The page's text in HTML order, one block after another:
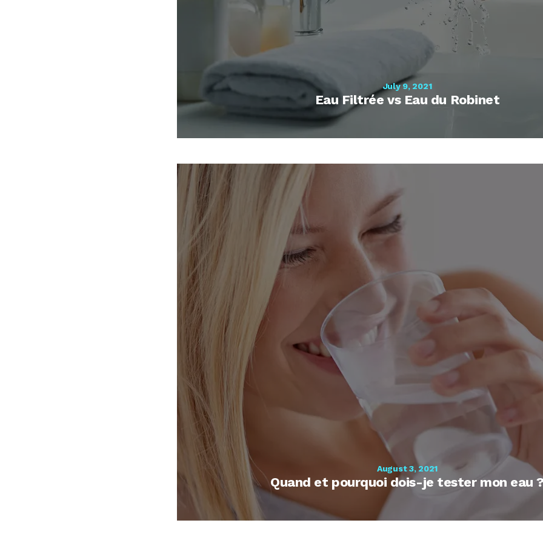
July 9, 2021
Eau Filtrée vs Eau du Robinet
August 3, 2021
Quand et pourquoi dois-je tester mon eau